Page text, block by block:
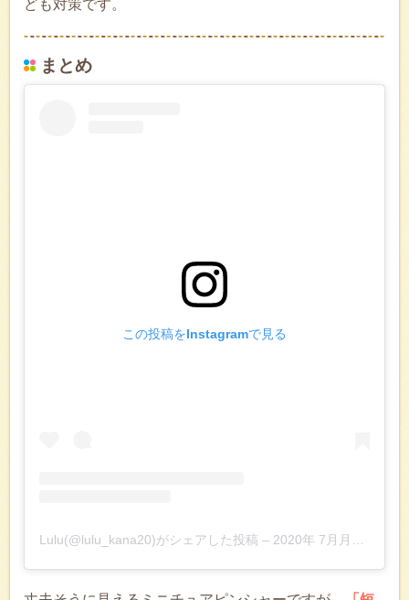
ども対策です。
まとめ
この投稿をInstagramで見る
Lulu(@lulu_kana20)がシェアした投稿 – 2020年 7月月7日午後9時21分PDT